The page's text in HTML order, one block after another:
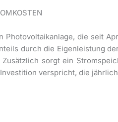
Photovoltaikanlage, die seit
durch die Eigenleistung
sorgt ein
verspricht, die